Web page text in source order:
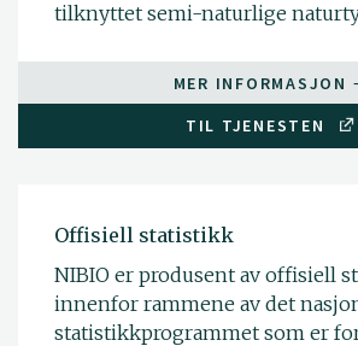
tilknyttet semi-naturlige
MER INFORMASJON
TIL TJENESTEN
Offisiell statistikk
NIBIO er produsent av offisiell
innenfor rammene av det
statistikkprogrammet som er